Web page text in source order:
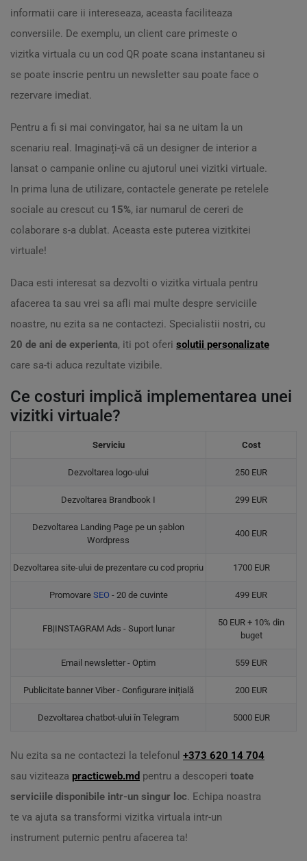
informatii care ii intereseaza, aceasta faciliteaza
conversiile. De exemplu, un client care primeste o
vizitka virtuala cu un cod QR poate scana instantaneu si
se poate inscrie pentru un newsletter sau poate face o
rezervare imediat.
Pentru a fi si mai convingator, hai sa ne uitam la un
scenariu real. Imaginați-vă că un designer de interior a
lansat o campanie online cu ajutorul unei vizitki virtuale.
In prima luna de utilizare, contactele generate pe retelele
sociale au crescut cu 15%, iar numarul de cereri de
colaborare s-a dublat. Aceasta este puterea vizitkitei
virtuale!
Daca esti interesat sa dezvolti o vizitka virtuala pentru
afacerea ta sau vrei sa afli mai multe despre serviciile
noastre, nu ezita sa ne contactezi. Specialistii nostri, cu
20 de ani de experienta, iti pot oferi solutii personalizate
care sa-ti aduca rezultate vizibile.
Ce costuri implică implementarea unei
vizitki virtuale?
Serviciu Cost
Dezvoltarea logo-ului 250 EUR
Dezvoltarea Brandbook I 299 EUR
Dezvoltarea Landing Page pe un șablon
Wordpress
400 EUR
Dezvoltarea site-ului de prezentare cu cod propriu 1700 EUR
Promovare SEO - 20 de cuvinte 499 EUR
FB|INSTAGRAM Ads - Suport lunar
50 EUR + 10% din
buget
Email newsletter - Optim 559 EUR
Publicitate banner Viber - Configurare inițială 200 EUR
Dezvoltarea chatbot-ului în Telegram 5000 EUR
Nu ezita sa ne contactezi la telefonul +373 620 14 704
sau viziteaza practicweb.md pentru a descoperi toate
serviciile disponibile intr-un singur loc. Echipa noastra
te va ajuta sa transformi vizitka virtuala intr-un
instrument puternic pentru afacerea ta!